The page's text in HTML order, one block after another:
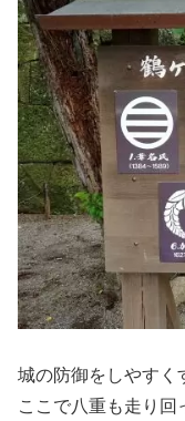
城の防御をしやすく
ここで八重も走り回